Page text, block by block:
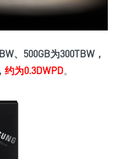
、500GB为300TBW，
约为0.3DWPD。